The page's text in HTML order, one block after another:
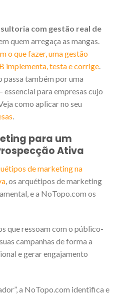
com gestão real de
quem arregaça as mangas.
o que fazer, uma gestão
implementa, testa e corrige.
passa também por uma
para empresas cujo
como aplicar no seu
.
para um
Ativa
de marketing na
, os arquétipos de marketing
e a NoTopo.com os
que ressoam com o público-
campanhas de forma a
e gerar engajamento
a NoTopo.com identifica e